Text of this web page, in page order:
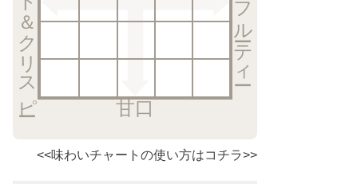
甘口
<<味わいチャートの使い方はコチラ>>